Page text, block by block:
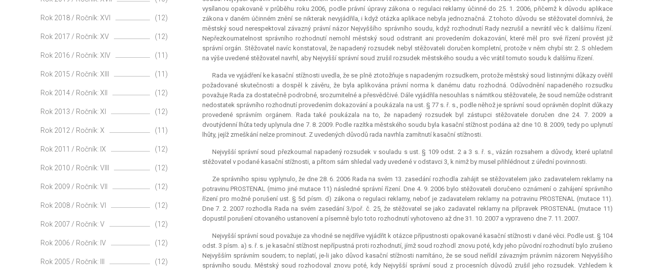
vysílanou opakovaně v průběhu roku 2006, podle právní úpravy zákona o regulaci reklamy účinné do 25. 1. 2006, přičemž k důvodu aplikace
zákona v daném účinném znění se nikterak nevyjádřila, i když otázka aplikace nebyla jednoznačná. Z tohoto důvodu se stěžovatel domnívá, že
městský soud nerespektoval závazný právní názor Nejvyššího správního soudu, když rozhodnutí Rady nezrušil a nevrátil věc k dalšímu řízení.
Nepřezkoumatelnost správního rozhodnutí nemohl městský soud odstranit ani provedením dokazování, které měl pro své řízení provést již
správní orgán. Stěžovatel navíc konstatoval, že napadený rozsudek nebyl stěžovateli doručen kompletní, protože v něm chybí str. 2. S ohledem
na výše uvedené stěžovatel navrhl, aby Nejvyšší správní soud zrušil rozsudek městského soudu a věc vrátil tomuto soudu k dalšímu řízení.
Rada ve vyjádření ke kasační stížnosti uvedla, že se plně ztotožňuje s napadeným rozsudkem, protože městský soud listinnými důkazy ověřil
požadované skutečnosti a dospěl k závěru, že byla aplikována právní norma k danému datu rozhodná. Odůvodnění napadeného rozsudku
považuje Rada za dostatečně podrobné, srozumitelné a přesvědčivé. Dále vyjádřila nesouhlas s námitkou stěžovatele, že soud nemůže odstranit
nedostatek správního rozhodnutí provedením dokazování a poukázala na ust. § 77 s. ř. s., podle něhož je správní soud oprávněn doplnit důkazy
provedené správním orgánem. Rada také poukázala na to, že napadený rozsudek byl zástupci stěžovatele doručen dne 24. 7. 2009 a
dvoutýdenní lhůta tedy uplynula dne 7. 8. 2009. Podle razítka městského soudu byla kasační stížnost podána až dne 10. 8. 2009, tedy po uplynutí
lhůty, jejíž zmeškání nelze prominout. Z uvedených důvodů rada navrhla zamítnutí kasační stížnosti.
Nejvyšší správní soud přezkoumal napadený rozsudek v souladu s ust. § 109 odst. 2 a 3 s. ř. s., vázán rozsahem a důvody, které uplatnil
stěžovatel v podané kasační stížnosti, a přitom sám shledal vady uvedené v odstavci 3, k nimž by musel přihlédnout z úřední povinnosti.
Ze správního spisu vyplynulo, že dne 28. 6. 2006 Rada na svém 13. zasedání rozhodla zahájit se stěžovatelem jako zadavatelem reklamy na
potravinu PROSTENAL (mimo jiné mutace 11) následné správní řízení. Dne 4. 9. 2006 bylo stěžovateli doručeno oznámení o zahájení správního
řízení pro možné porušení ust. § 5d písm. d) zákona o regulaci reklamy, neboť je zadavatelem reklamy na potravinu PROSTENAL (mutace 11).
Dne 7. 2. 2007 rozhodla Rada na svém zasedání 3/poř. č. 25, že stěžovatel se jako zadavatel reklamy na přípravek PROSTENAL (mutace 11)
dopustil porušení citovaného ustanovení a písemně bylo toto rozhodnutí vyhotoveno až dne 31. 10. 2007 a vypraveno dne 7. 11. 2007.
Nejvyšší správní soud považuje za vhodné se nejdříve vyjádřit k otázce přípustnosti opakované kasační stížnosti v dané věci. Podle ust. § 104
odst. 3 písm. a) s. ř. s. je kasační stížnost nepřípustná proti rozhodnutí, jímž soud rozhodl znovu poté, kdy jeho původní rozhodnutí bylo zrušeno
Nejvyšším správním soudem; to neplatí, je-li jako důvod kasační stížnosti namítáno, že se soud neřídil závazným právním názorem Nejvyššího
správního soudu. Městský soud rozhodoval znovu poté, kdy Nejvyšší správní soud z procesních důvodů zrušil jeho rozsudek. Vzhledem k
Rok 2018 / Ročník: XVI (12)
Rok 2017 / Ročník: XV (12)
Rok 2016 / Ročník: XIV (11)
Rok 2015 / Ročník: XIII (11)
Rok 2014 / Ročník: XII (12)
Rok 2013 / Ročník: XI (12)
Rok 2012 / Ročník: X (11)
Rok 2011 / Ročník: IX (12)
Rok 2010 / Ročník: VIII (12)
Rok 2009 / Ročník: VII (12)
Rok 2008 / Ročník: VI (12)
Rok 2007 / Ročník: V (12)
Rok 2006 / Ročník: IV (12)
Rok 2005 / Ročník: III (12)